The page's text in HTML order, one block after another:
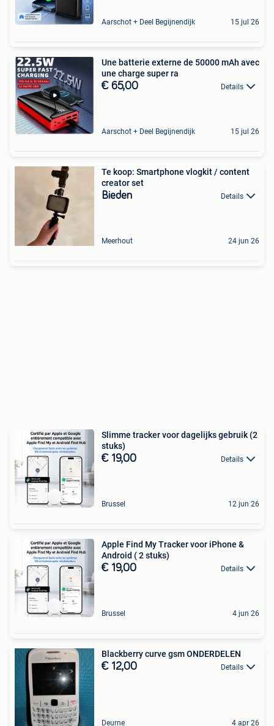
Aarschot + Deel Begijnendijk 15 jul 26
Une batterie externe de 50000 mAh avec
une charge super ra
€ 65,00 Details
Aarschot + Deel Begijnendijk 15 jul 26
Te koop: Smartphone vlogkit / content
creator set
Bieden Details
Meerhout 24 jun 26
Slimme tracker voor dagelijks gebruik (2
stuks)
€ 19,00 Details
Brussel 12 jun 26
Apple Find My Tracker voor iPhone &
Android ( 2 stuks)
€ 19,00 Details
Brussel 4 jun 26
Blackberry curve gsm ONDERDELEN
€ 12,00 Details
Deurne 4 apr 26